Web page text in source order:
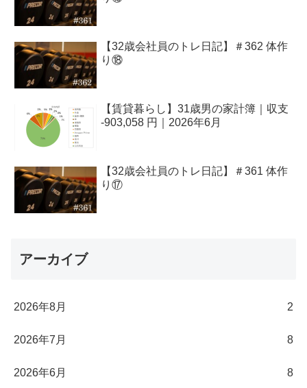
【32歳会社員のトレ日記】＃362 体作
り⑱
【賃貸暮らし】31歳男の家計簿｜収支
-903,058 円｜2026年6月
【32歳会社員のトレ日記】＃361 体作
り⑰
アーカイブ
2026年8月 2
2026年7月 8
2026年6月 8